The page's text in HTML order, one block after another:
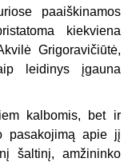
paaiškinamos
kiekviena
Grigoravičiūtė,
leidinys įgauna
kalbomis, bet ir
pasakojimą apie jį
šaltinį, amžininko